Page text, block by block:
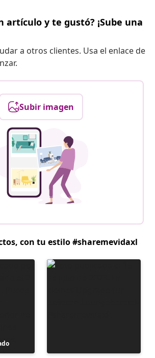
artículo y te gustó? ¡Sube una
a otros clientes. Usa el enlace de
Subir imagen
con tu estilo #sharemevidaxl